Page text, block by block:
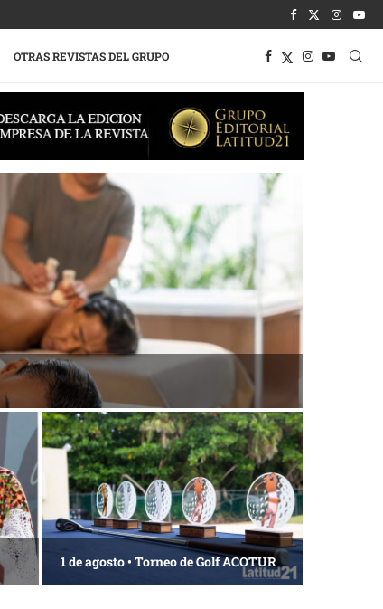
OTRAS REVISTAS DEL GRUPO
1 de agosto • Torneo de Golf ACOTUR